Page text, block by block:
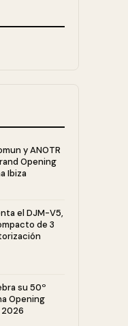
y ANOTR
Opening
Ibiza
el DJM-V5,
de 3
su 50º
Opening